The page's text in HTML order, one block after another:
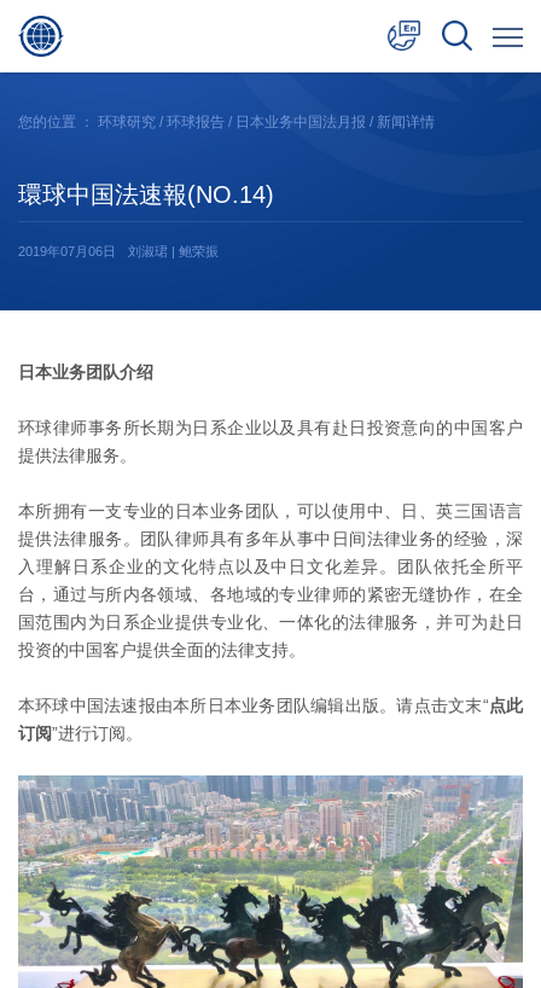
日本語
您的位置 ： 环球研究 / 环球报告 / 日本业务中国法月报 / 新闻详情
環球中国法速報(NO.14)
2019年07月06日 刘淑珺 | 鲍荣振
日本业务团队介绍
环球律师事务所长期为日系企业以及具有赴日投资意向的中国客户
提供法律服务。
本所拥有一支专业的日本业务团队，可以使用中、日、英三国语言
提供法律服务。团队律师具有多年从事中日间法律业务的经验，深
入理解日系企业的文化特点以及中日文化差异。团队依托全所平
台，通过与所内各领域、各地域的专业律师的紧密无缝协作，在全
国范围内为日系企业提供专业化、一体化的法律服务，并可为赴日
投资的中国客户提供全面的法律支持。
本环球中国法速报由本所日本业务团队编辑出版。请点击文末“点此
订阅”进行订阅。